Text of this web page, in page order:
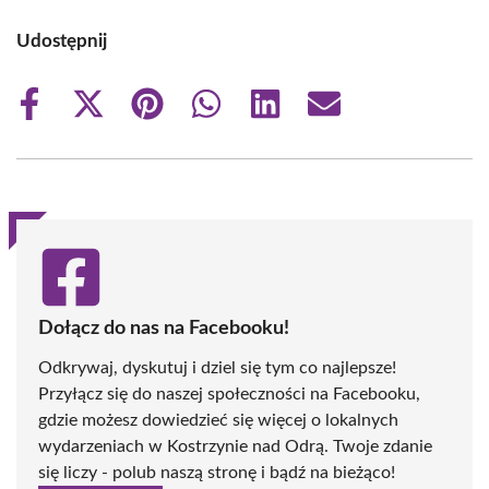
Udostępnij
Share
Share
(Twitter)
Share
Share
Share
Share
Dołącz do nas na Facebooku!
Odkrywaj, dyskutuj i dziel się tym co najlepsze!
Przyłącz się do naszej społeczności na Facebooku,
gdzie możesz dowiedzieć się więcej o lokalnych
wydarzeniach w Kostrzynie nad Odrą. Twoje zdanie
się liczy - polub naszą stronę i bądź na bieżąco!